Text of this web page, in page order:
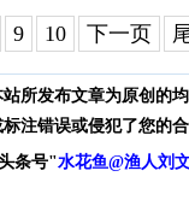
9 10 下一页
所发布文章为原创的
注错误或侵犯了您的
条号"水花鱼@渔人刘